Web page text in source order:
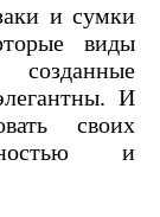
и сумки
виды
созданные
И
своих
и